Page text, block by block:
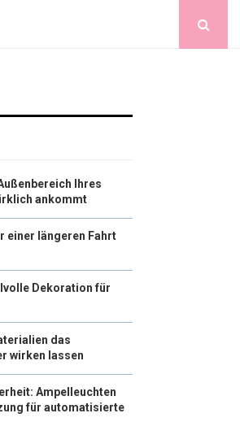
Ihres
ankommt
einer längeren Fahrt
Dekoration für
das
wirken lassen
Ampelleuchten
für automatisierte